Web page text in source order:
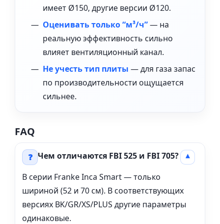
имеет Ø150, другие версии Ø120.
Оценивать только “м³/ч”— на
реальную эффективность сильно
влияет вентиляционный канал.
Не учесть тип плиты — для газа запас
по производительности ощущается
сильнее.
FAQ
Чем отличаются FBI 525 и FBI 705?
В серии Franke Inca Smart — только
шириной (52 и 70 см). В соответствующих
версиях BK/GR/XS/PLUS другие параметры
одинаковые.